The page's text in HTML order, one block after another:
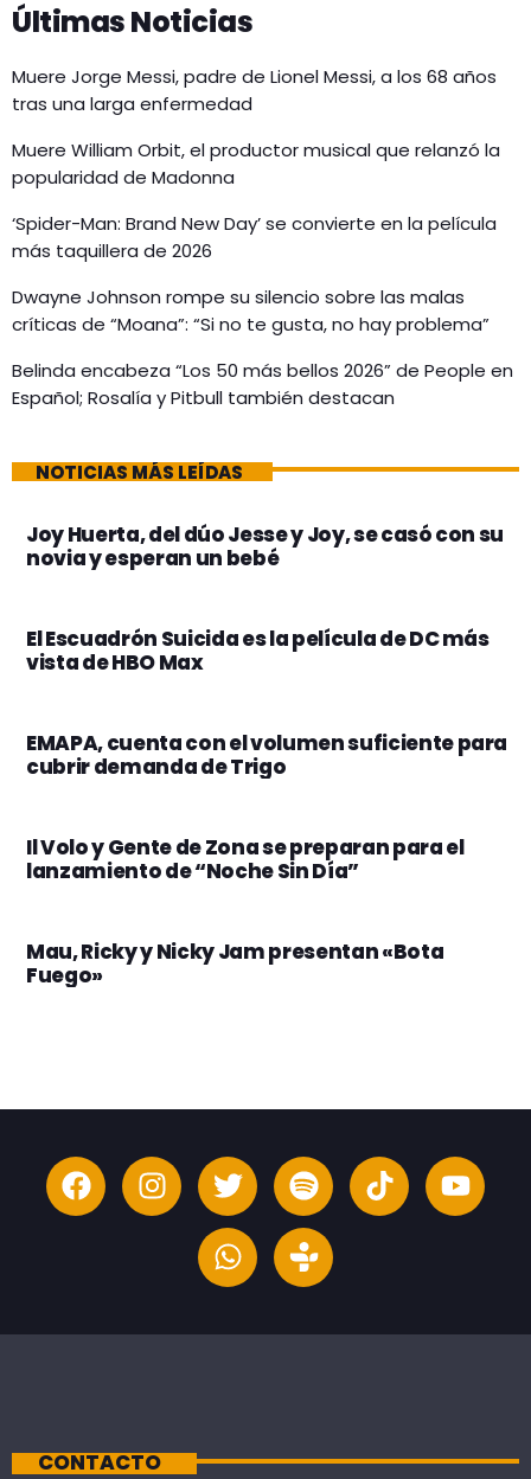
Últimas Noticias
Muere Jorge Messi, padre de Lionel Messi, a los 68 años
tras una larga enfermedad
Muere William Orbit, el productor musical que relanzó la
popularidad de Madonna
‘Spider-Man: Brand New Day’ se convierte en la película
más taquillera de 2026
Dwayne Johnson rompe su silencio sobre las malas
críticas de “Moana”: “Si no te gusta, no hay problema”
Belinda encabeza “Los 50 más bellos 2026” de People en
Español; Rosalía y Pitbull también destacan
NOTICIAS MÁS LEÍDAS
Joy Huerta, del dúo Jesse y Joy, se casó con su
novia y esperan un bebé
El Escuadrón Suicida es la película de DC más
vista de HBO Max
EMAPA, cuenta con el volumen suficiente para
cubrir demanda de Trigo
Il Volo y Gente de Zona se preparan para el
lanzamiento de “Noche Sin Día”
Mau, Ricky y Nicky Jam presentan «Bota
Fuego»
CONTACTO